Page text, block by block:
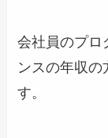
会社員のプロ
ンスの年収の
す。